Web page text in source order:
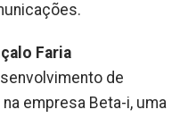
Faria
de
empresa Beta-i, uma